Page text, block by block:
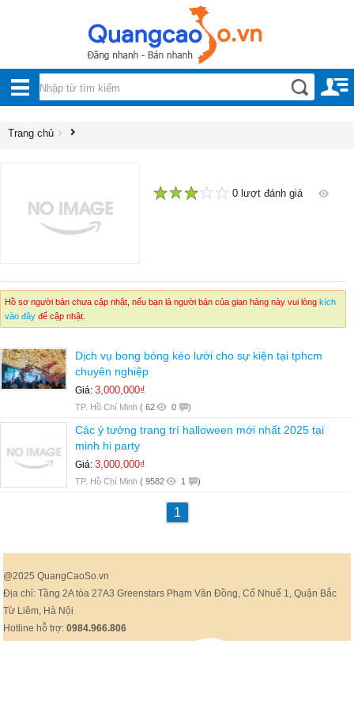
BỘ
Nội, ngoại thất
Điện thoại, Viễn thông
Nhà và Đất
Công nghiệp, xây dựng
Trang chủ
0 lượt đánh giá
Hồ sơ người bán chưa cập nhật, nếu bạn là người bán của gian hàng này vui lòng kích
vào đây để cập nhật.
Dịch vụ bong bóng kéo lưới cho sự kiện tại tphcm
chuyên nghiệp
Giá: 3,000,000₫
TP. Hồ Chí Minh ( 62 0 )
Các ý tưởng trang trí halloween mới nhất 2025 tại
minh hi party
Giá: 3,000,000₫
TP. Hồ Chí Minh ( 9582 1 )
1
@2025 QuangCaoSo.vn
Địa chỉ: Tầng 2A tòa 27A3 Greenstars Phạm Văn Đồng, Cổ Nhuế 1, Quận Bắc
Từ Liêm, Hà Nội
Hotline hỗ trợ:0984.966.806